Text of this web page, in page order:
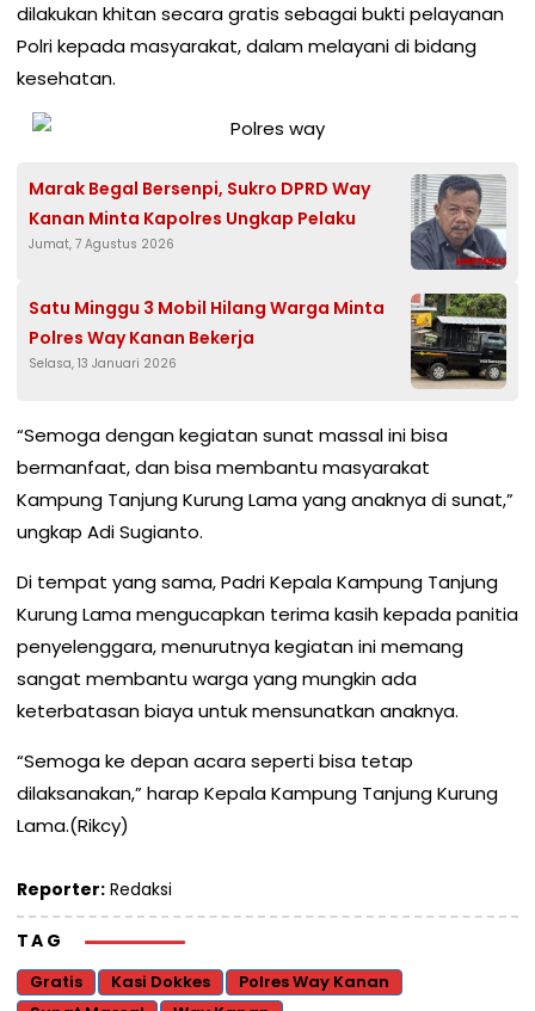
dilakukan khitan secara gratis sebagai bukti pelayanan
Polri kepada masyarakat, dalam melayani di bidang
kesehatan.
Marak Begal Bersenpi, Sukro DPRD Way
Kanan Minta Kapolres Ungkap Pelaku
Jumat, 7 Agustus 2026
Satu Minggu 3 Mobil Hilang Warga Minta
Polres Way Kanan Bekerja
Selasa, 13 Januari 2026
“Semoga dengan kegiatan sunat massal ini bisa
bermanfaat, dan bisa membantu masyarakat
Kampung Tanjung Kurung Lama yang anaknya di sunat,”
ungkap Adi Sugianto.
Di tempat yang sama, Padri Kepala Kampung Tanjung
Kurung Lama mengucapkan terima kasih kepada panitia
penyelenggara, menurutnya kegiatan ini memang
sangat membantu warga yang mungkin ada
keterbatasan biaya untuk mensunatkan anaknya.
“Semoga ke depan acara seperti bisa tetap
dilaksanakan,” harap Kepala Kampung Tanjung Kurung
Lama.(Rikcy)
Reporter: Redaksi
TAG
Gratis Kasi Dokkes
Polres Way Kanan